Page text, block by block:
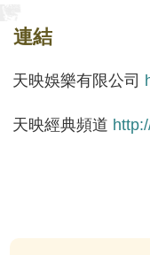
連結
天映娛樂有限公司
天映經典頻道